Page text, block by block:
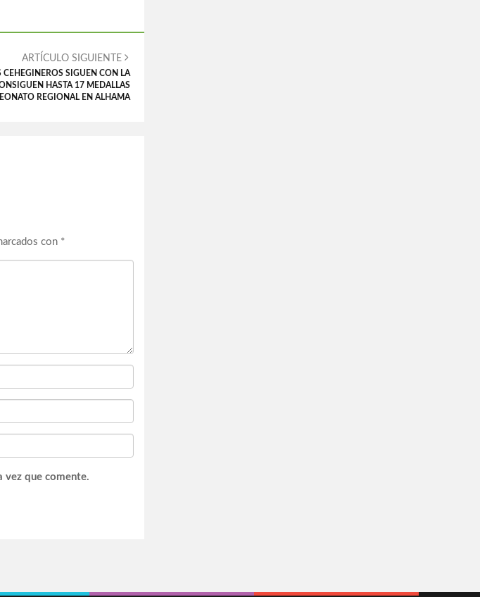
ARTÍCULO SIGUIENTE
CEHEGINEROS SIGUEN CON LA
HASTA 17 MEDALLAS
REGIONAL EN ALHAMA
con *
que comente.